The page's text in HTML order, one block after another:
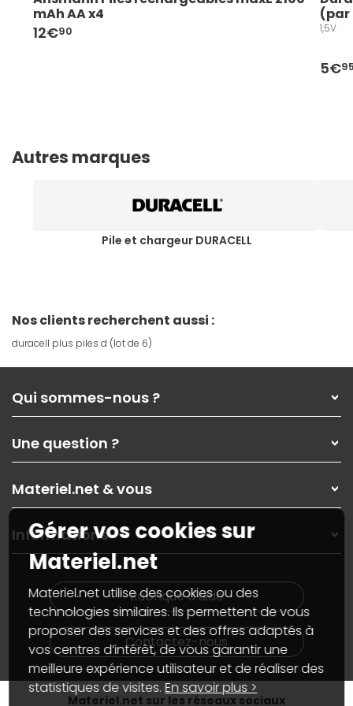
mAh AA x4
12€90
(par
1,5V
5€
Autres marques
Pile et chargeur DURACELL
Nos clients recherchent aussi :
duracell plus piles d (lot de 6)
Qui sommes-nous ?
Nos services
Les magasins Materiel.net
Nos solutions pour les pros
Contactez-nous
Une question ?
Paiement, livraison
Garanties,Pack Zen
SAV, demander un retour
Informations
Guides d'achats et tutoriels
Materiel.net & vous
On répare votre PC portable
On rachète votre carte graphique
PC sur mesure : Votre RDV personnalisé
Notre démarche écologique
Materiel.net recrute
Notre programme d'affiliation
Partenariat & Sponsoring
Informations
Plan du site
Nos marques
Conditions générales de vente
Marketplace
Informations légales
Données personnellesetcookies
Gérer vos cookies
Accessibilité : non conforme
Rubrique d'aide
Contactez-nous
Materiel.net sur les réseaux sociaux
Gérer vos cookies sur
Materiel.net
Materiel.net utilise des cookies ou des
technologies similaires. Ils permettent de vous
proposer des services et des offres adaptés à
vos centres d’intérêt, de vous garantir une
meilleure expérience utilisateur et de réaliser des
statistiques de visites.En savoir plus >